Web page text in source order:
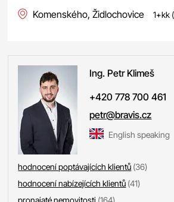
Komenského, Židlochovice 1+kk
Ing. Petr Klimeš
+420 778 700 461
petr@bravis.cz
English speaking
hodnocení poptávajících klientů (36)
hodnocení nabízejících klientů (41)
pronajaté nemovitosti (164)